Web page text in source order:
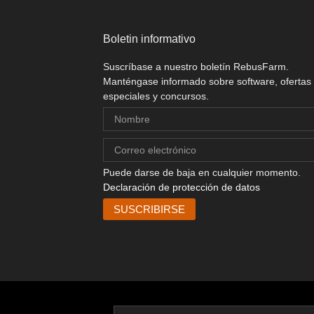
Boletin informativo
Suscríbase a nuestro boletín RebusFarm.
Manténgase informado sobre software, ofertas
especiales y concursos.
Puede darse de baja en cualquier momento.
Declaración de protección de datos